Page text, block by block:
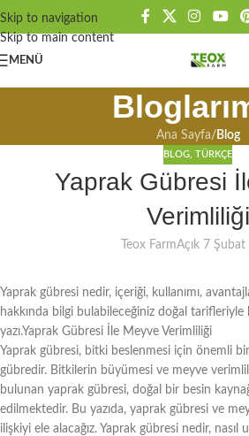
Skip to navigation
Skip to main content
MENÜ
Ana Sayfa/ Blog
BLOG TÜRKÇE
Yaprak Gübresi
Verimliliği
Teox FarmAçık 7
Yaprak gübresi nedir, içeriği, kullanımı,
hakkında bilgi bulabileceğiniz doğal tarifleriyle
yazı.Yaprak Gübresi İle Meyve Verimliliği
Yaprak gübresi, bitki beslenmesi için önemli
gübredir. Bitkilerin büyümesi ve meyve
bulunan yaprak gübresi, doğal bir besin
edilmektedir. Bu yazıda, yaprak gübresi ve
ilişkiyi ele alacağız. Yaprak gübresi nedir, nasıl